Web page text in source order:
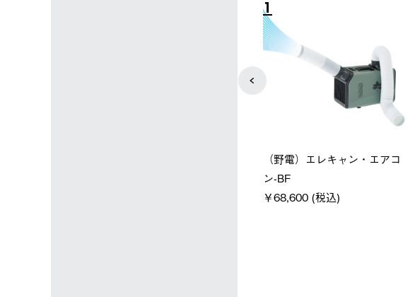
5
ソーラーブロック 風抜きQセ
ットタープ 250-BG
￥21,800 (税込)